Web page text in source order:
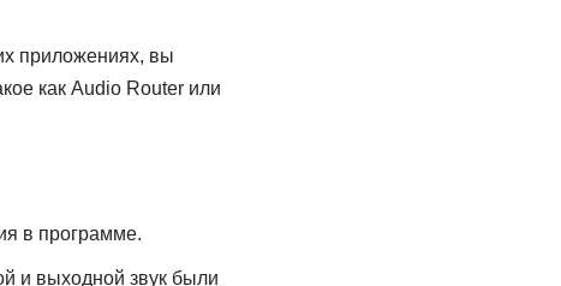
приложениях, вы
как Audio Router или
в программе.
и выходной звук были